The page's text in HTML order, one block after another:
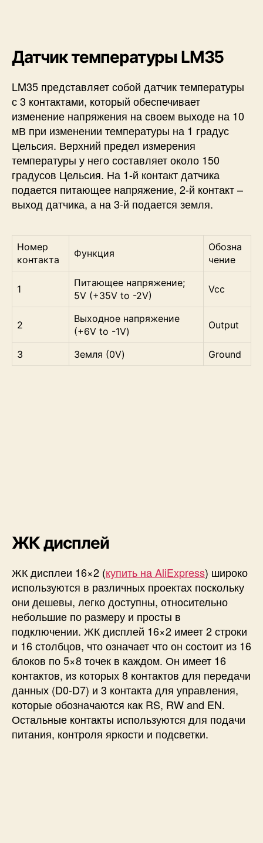
Датчик температуры LM35
LM35 представляет собой датчик температуры
с 3 контактами, который обеспечивает
изменение напряжения на своем выходе на 10
мВ при изменении температуры на 1 градус
Цельсия. Верхний предел измерения
температуры у него составляет около 150
градусов Цельсия. На 1-й контакт датчика
подается питающее напряжение, 2-й контакт –
выход датчика, а на 3-й подается земля.
Номер
контакта
Функция
Обозна
чение
1
Питающее напряжение;
5V (+35V to -2V)
Vcc
2
Выходное напряжение
(+6V to -1V)
Output
3 Земля (0V) Ground
ЖК дисплей
ЖК дисплеи 16×2 (купить на AliExpress) широко
используются в различных проектах поскольку
они дешевы, легко доступны, относительно
небольшие по размеру и просты в
подключении. ЖК дисплей 16×2 имеет 2 строки
и 16 столбцов, что означает что он состоит из 16
блоков по 5×8 точек в каждом. Он имеет 16
контактов, из которых 8 контактов для передачи
данных (D0-D7) и 3 контакта для управления,
которые обозначаются как RS, RW and EN.
Остальные контакты используются для подачи
питания, контроля яркости и подсветки.